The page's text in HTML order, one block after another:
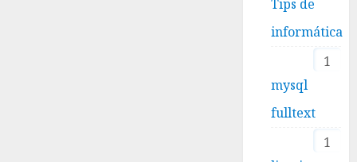
Tips de
informática
1
mysql
fulltext
1